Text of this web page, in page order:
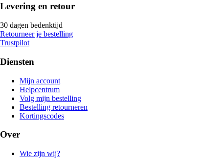
Levering en retour
30 dagen bedenktijd
Retourneer je bestelling
Trustpilot
Diensten
Mijn account
Helpcentrum
Volg mijn bestelling
Bestelling retourneren
Kortingscodes
Over
Wie zijn wij?